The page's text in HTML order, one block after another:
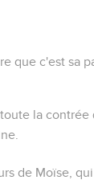
que c'est sa
la contrée
de Moïse, qui